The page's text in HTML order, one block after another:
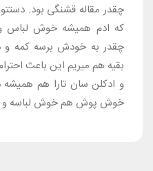
چقدر مقاله قشنگی بود.
که ادم همیشه خوش
چقدر به خودش برسه کمه و
بقیه هم میریم این باعث
و ادکلن سان تارا هم
خوش پوش هم خوش لباسه